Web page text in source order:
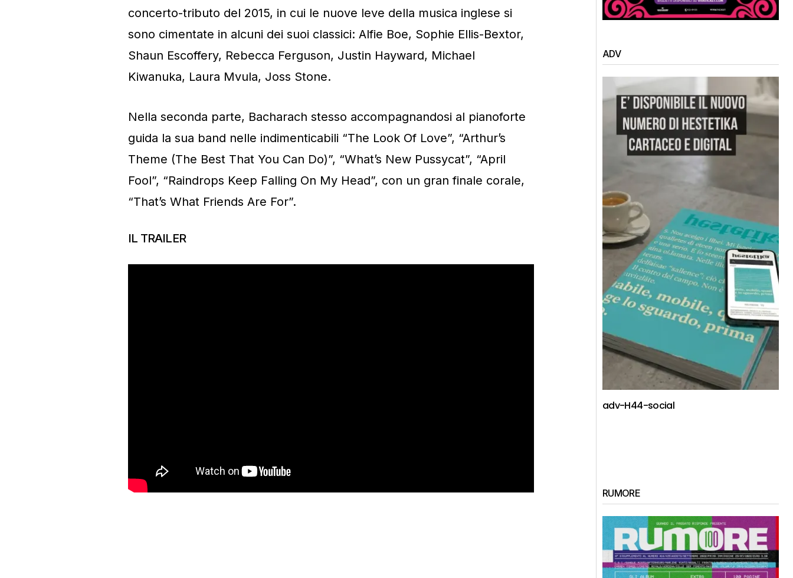
concerto-tributo del 2015, in cui le nuove leve della musica inglese si
sono cimentate in alcuni dei suoi classici: Alfie Boe, Sophie Ellis-Bextor,
Shaun Escoffery, Rebecca Ferguson, Justin Hayward, Michael
Kiwanuka, Laura Mvula, Joss Stone.
Nella seconda parte, Bacharach stesso accompagnandosi al pianoforte
guida la sua band nelle indimenticabili “The Look Of Love”, “Arthur’s
Theme (The Best That You Can Do)”, “What’s New Pussycat”, “April
Fool”, “Raindrops Keep Falling On My Head”, con un gran finale corale,
“That’s What Friends Are For”.
IL TRAILER
ADV
adv-H44-social
RUMORE